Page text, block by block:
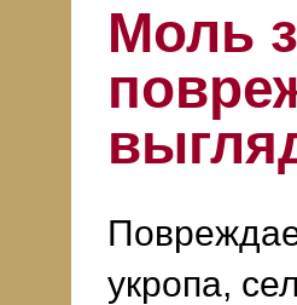
Моль
укропа,